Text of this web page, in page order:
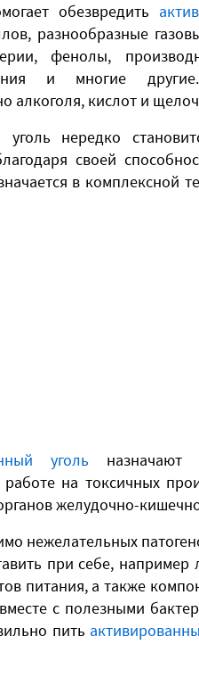
обезвредить
разнообразные
фенолы,
и многие
алкоголя, кислот и
нередко
своей
в комплексной
уголь назначают
на токсичных
желудочно-
нежелательных
при себе, например
питания, а также
с полезными
пить